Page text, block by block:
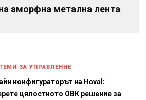
аморфна метална лента
ЗА УПРАВЛЕНИЕ
конфигураторът на Hoval:
цялостното ОВК решение за